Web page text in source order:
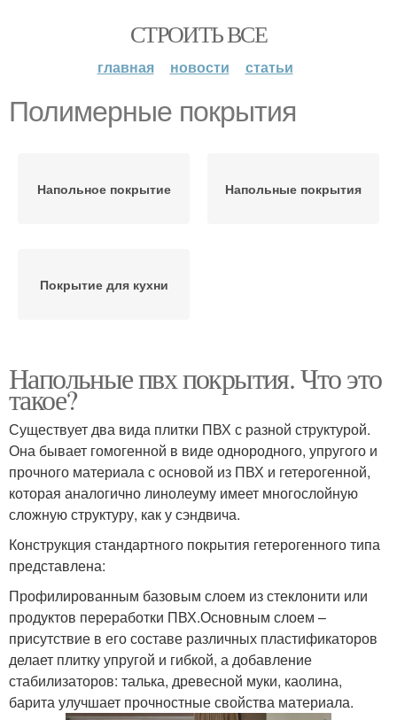
СТРОИТЬ ВСЕ
главная новости статьи
Полимерные покрытия
Напольное покрытие Напольные покрытия
Покрытие для кухни
Напольные пвх покрытия. Что это
такое?
Существует два вида плитки ПВХ с разной структурой.
Она бывает гомогенной в виде однородного, упругого и
прочного материала с основой из ПВХ и гетерогенной,
которая аналогично линолеуму имеет многослойную
сложную структуру, как у сэндвича.
Конструкция стандартного покрытия гетерогенного типа
представлена:
Профилированным базовым слоем из стеклонити или
продуктов переработки ПВХ.Основным слоем –
присутствие в его составе различных пластификаторов
делает плитку упругой и гибкой, а добавление
стабилизаторов: талька, древесной муки, каолина,
барита улучшает прочностные свойства материала.